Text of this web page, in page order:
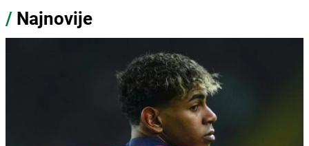
/ Najnovije